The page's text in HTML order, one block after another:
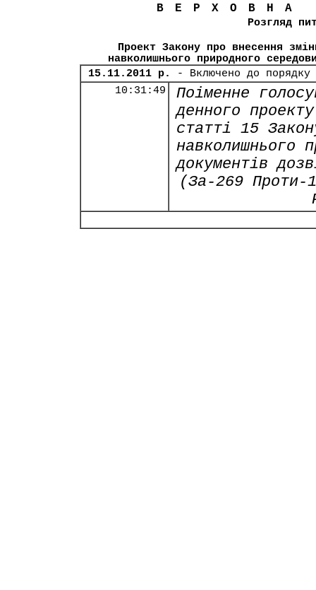
Розгляд
Проект Закону про внесення
навколишнього природного
15.11.2011 р.
- Включено до порядку
10:31:49
Поіменне
денного
статті 15
навколишнього
документів
(За-269 Проти-